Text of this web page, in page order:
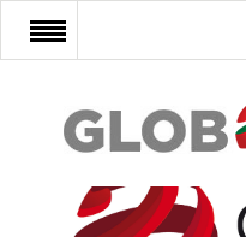
FŐOLDAL
AFRIKA